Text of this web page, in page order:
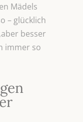
Mädels
– glücklich
besser
immer so